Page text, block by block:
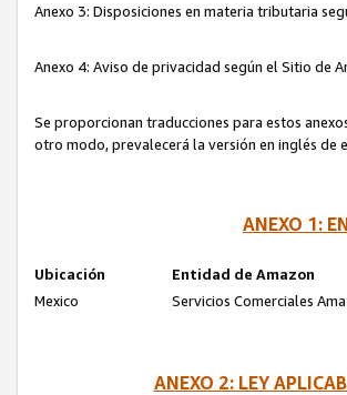
Anexo 3: Disposiciones en materia tributaria
Anexo 4: Aviso de privacidad según el Sitio de
Se proporcionan traducciones para estos
otro modo, prevalecerá la versión en inglés de
ANEXO 1:
Ubicación
Entidad de Amazon
Mexico
Servicios Comerciales
ANEXO 2: LEY